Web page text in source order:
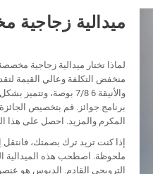
ميدالية
لماذا تختار ميدالية زجاجية
منخفض التكلفة وعالي القيمة
والأنيقة 6 7/8 بوصة،
برنامج جوائز. قم بتخصيص
المكرم والمزيد. احصل على هذا
إذا كنت تريد ترك بصمتك، فانتقل
ملحوظة. اصطحب هذه الميدالية
الترويجي القادم. الدبوس هو